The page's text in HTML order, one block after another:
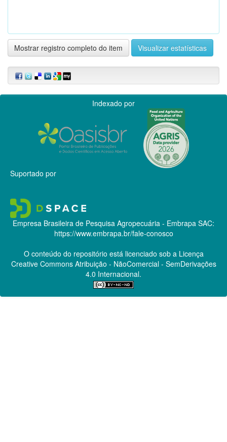
Mostrar registro completo do item Visualizar estatísticas
Indexado por
Suportado por
Empresa Brasileira de Pesquisa Agropecuária - Embrapa SAC:
https://www.embrapa.br/fale-conosco
O conteúdo do repositório está licenciado sob a Licença
Creative CommonsAtribuição - NãoComercial - SemDerivações
4.0 Internacional.